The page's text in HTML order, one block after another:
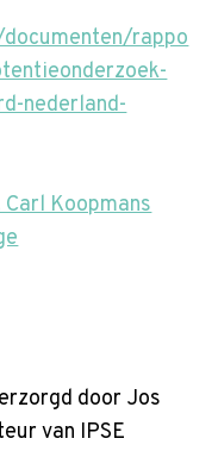
rappo
nederland-
Koopmans
door Jos
van IPSE